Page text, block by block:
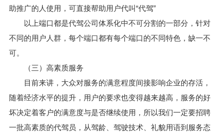
助推广的人使用，可直接帮助用户代叫“代驾”
以上端口都是代驾公司体系化中不可分割的一部分，针对
不同的用户人群，每个端口都有每个端口的不同特色，缺一不
可。
（三）高素质服务
目前来讲，大众对服务的满意程度间接影响企业的存活，
随着经济水平的提升，用户的要求也变得越来越高，服务的好
坏决定着客户的满意度与是否继续使用，所以我们一定要招聘
一批高素质的代驾员，从驾龄、驾驶技术、礼貌用语到服务态